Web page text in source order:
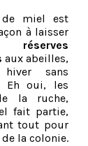
de miel est
à laisser
réserves
aux abeilles,
sans
Eh oui, les
la ruche,
fait partie,
tout pour
la colonie.